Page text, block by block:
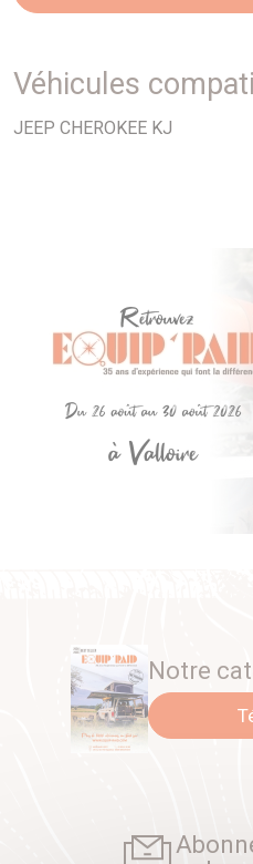
Véhicules
JEEP CHEROKEE KJ
Notre